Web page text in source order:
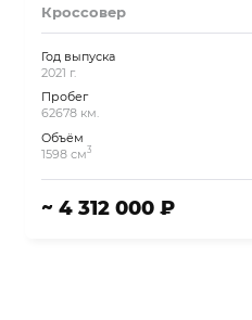
Кроссовер
Год выпуска
2021 г.
Пробег
62678 км.
Объём
1598 см3
~ 4 312 000 ₽